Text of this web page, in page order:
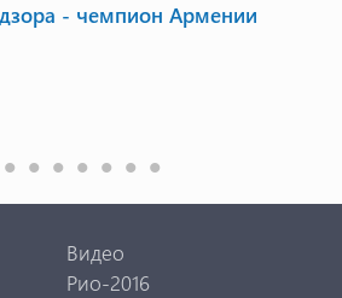
- чемпион Армении
Видео
Рио-2016